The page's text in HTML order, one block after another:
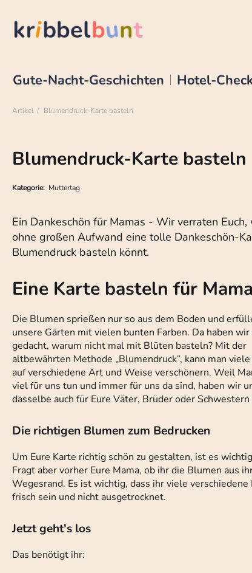
Gute-Nacht-Geschichten Hotel-
Artikel Blumendruck-Karte basteln
Blumendruck-Karte basteln
Kategorie: Muttertag
Ein Dankeschön für Mamas - Wir verraten Euch,
ohne großen Aufwand eine tolle Dankeschön-
Blumendruck basteln könnt.
Eine Karte basteln für Mama
Die Blumen sprießen nur so aus dem Boden und
unsere Gärten mit vielen bunten Farben. Da haben wir
gedacht, warum nicht mal mit Blüten basteln? Mit der
altbewährten Methode „Blumendruck“, kann man viele
auf verschiedene Art und Weise verschönern. Weil
viel für uns tun und immer für uns da sind, haben wir
dasselbe auch für Eure Väter, Brüder oder Schwestern
Die richtigen Blumen zum Bedrucken
Um Eure Karte richtig schön zu gestalten, ist es
Fragt aber vorher Eure Mama, ob ihr die Blumen aus
Wegesrand. Es ist wichtig, dass ihr viele
frisch sein und nicht ausgetrocknet.
Jetzt geht's los
Das benötigt ihr: